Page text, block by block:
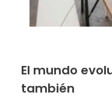
El mundo
también